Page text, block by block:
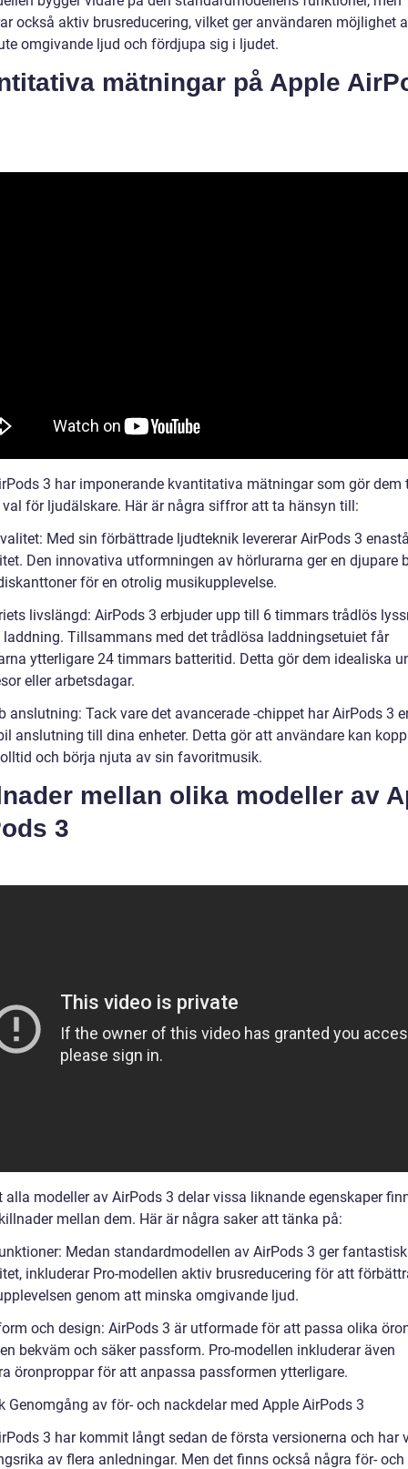
också aktiv brusreducering, vilket ger användaren möjlighet
omgivande ljud och fördjupa sig i ljudet.
mätningar på Apple
3 har imponerande kvantitativa mätningar som gör dem
för ljudälskare. Här är några siffror att ta hänsyn till:
Med sin förbättrade ljudteknik levererar AirPods 3
Den innovativa utformningen av hörlurarna ger en djupare
för en otrolig musikupplevelse.
livslängd: AirPods 3 erbjuder upp till 6 timmars trådlös
laddning. Tillsammans med det trådlösa laddningsetuiet får
ytterligare 24 timmars batteritid. Detta gör dem idealiska
eller arbetsdagar.
anslutning: Tack vare det avancerade -chippet har AirPods 3
anslutning till dina enheter. Detta gör att användare kan
och börja njuta av sin favoritmusik.
mellan olika modeller av
3
alla modeller av AirPods 3 delar vissa liknande egenskaper
mellan dem. Här är några saker att tänka på:
Medan standardmodellen av AirPods 3 ger fantastisk
inkluderar Pro-modellen aktiv brusreducering för att
genom att minska omgivande ljud.
och design: AirPods 3 är utformade för att passa olika
bekväm och säker passform. Pro-modellen inkluderar även
öronproppar för att anpassa passformen ytterligare.
Genomgång av för- och nackdelar med Apple AirPods 3
3 har kommit långt sedan de första versionerna och har
av flera anledningar. Men det finns också några för- och